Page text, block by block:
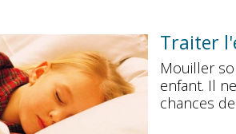
Traiter
Mouiller
enfant. Il
chances